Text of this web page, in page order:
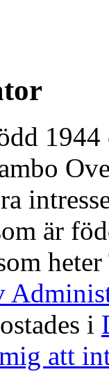
är
heter
i
att